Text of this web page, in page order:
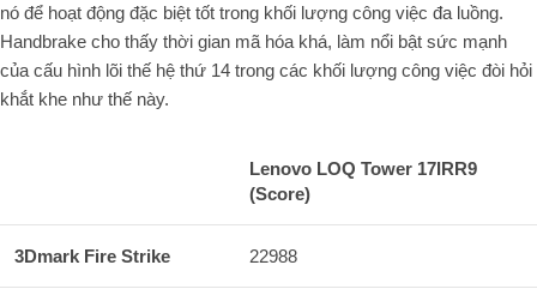
nó để hoạt động đặc biệt tốt trong khối lượng công việc đa luồng.
Handbrake cho thấy thời gian mã hóa khá, làm nổi bật sức mạnh
của cấu hình lõi thế hệ thứ 14 trong các khối lượng công việc đòi hỏi
khắt khe như thế này.
Lenovo LOQ Tower 17IRR9
(Score)
3Dmark Fire Strike 22988